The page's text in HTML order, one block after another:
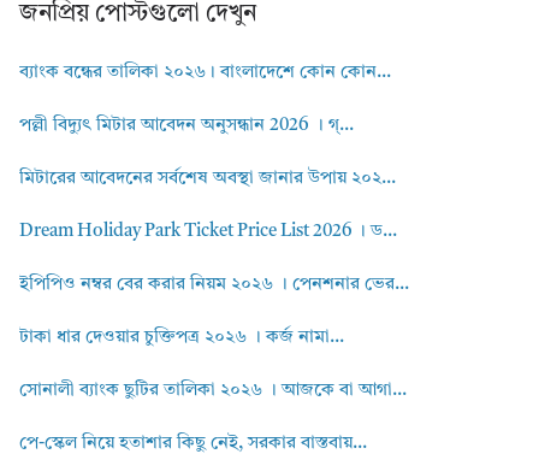
জনপ্রিয় পোস্টগুলো দেখুন
ব্যাংক বন্ধের তালিকা ২০২৬। বাংলাদেশে কোন কোন...
পল্লী বিদ্যুৎ মিটার আবেদন অনুসন্ধান 2026 । গ্...
মিটারের আবেদনের সর্বশেষ অবস্থা জানার উপায় ২০২...
Dream Holiday Park Ticket Price List 2026 । ড...
ইপিপিও নম্বর বের করার নিয়ম ২০২৬ । পেনশনার ভের...
টাকা ধার দেওয়ার চুক্তিপত্র ২০২৬ । কর্জ নামা...
সোনালী ব্যাংক ছুটির তালিকা ২০২৬ । আজকে বা আগা...
পে-স্কেল নিয়ে হতাশার কিছু নেই, সরকার বাস্তবায়...